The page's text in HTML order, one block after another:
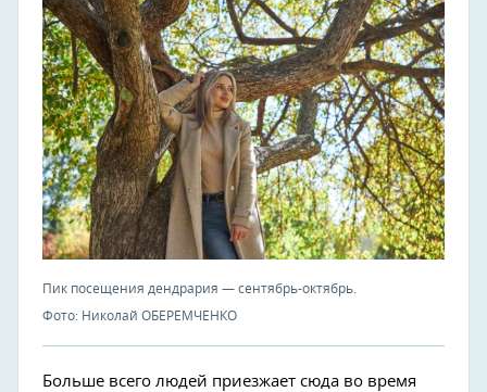
Пик посещения дендрария — сентябрь-октябрь.
Фото: Николай ОБЕРЕМЧЕНКО
Больше всего людей приезжает сюда во время